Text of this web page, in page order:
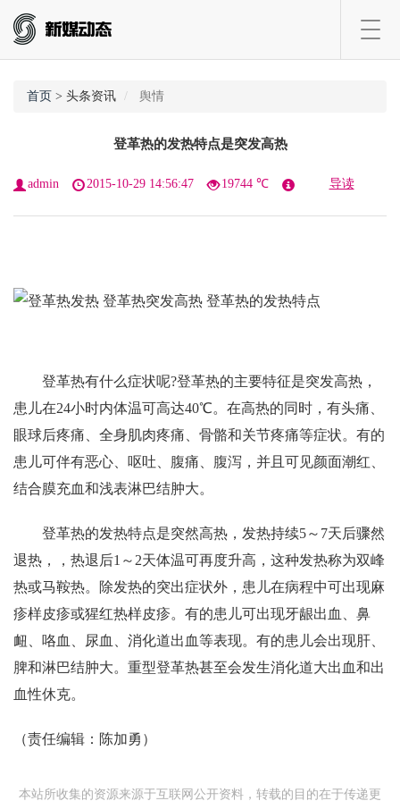
首页 > 头条资讯 舆情
登革热的发热特点是突发高热
admin 2015-10-29 14:56:47 19744 ℃ 导读
登革热有什么症状呢?登革热的主要特征是突发高热，
患儿在24小时内体温可高达40℃。在高热的同时，有头痛、
眼球后疼痛、全身肌肉疼痛、骨骼和关节疼痛等症状。有的
患儿可伴有恶心、呕吐、腹痛、腹泻，并且可见颜面潮红、
结合膜充血和浅表淋巴结肿大。
登革热的发热特点是突然高热，发热持续5～7天后骤然
退热，，热退后1～2天体温可再度升高，这种发热称为双峰
热或马鞍热。除发热的突出症状外，患儿在病程中可出现麻
疹样皮疹或猩红热样皮疹。有的患儿可出现牙龈出血、鼻
衄、咯血、尿血、消化道出血等表现。有的患儿会出现肝、
脾和淋巴结肿大。重型登革热甚至会发生消化道大出血和出
血性休克。
（责任编辑：陈加勇）
本站所收集的资源来源于互联网公开资料，转载的目的在于传递更